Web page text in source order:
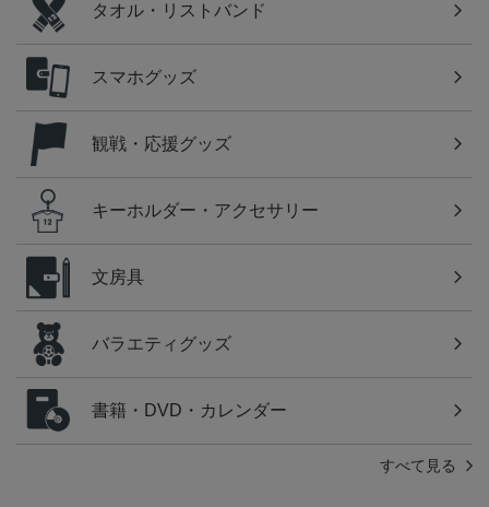
タオル・リストバンド
スマホグッズ
観戦・応援グッズ
キーホルダー・アクセサリー
文房具
バラエティグッズ
書籍・DVD・カレンダー
すべて見る